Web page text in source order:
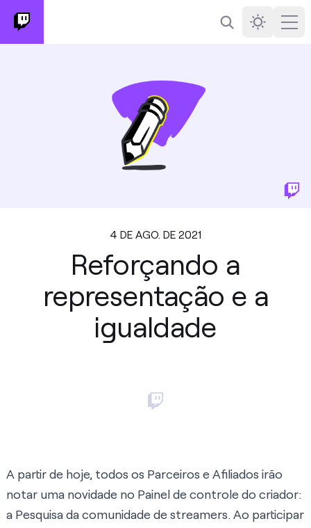
Busca
Darkmode
4 DE AGO. DE 2021
Reforçando a
representação e a
igualdade
A partir de hoje, todos os Parceiros e Afiliados irão
notar uma novidade no Painel de controle do criador:
a Pesquisa da comunidade de streamers. Ao participar